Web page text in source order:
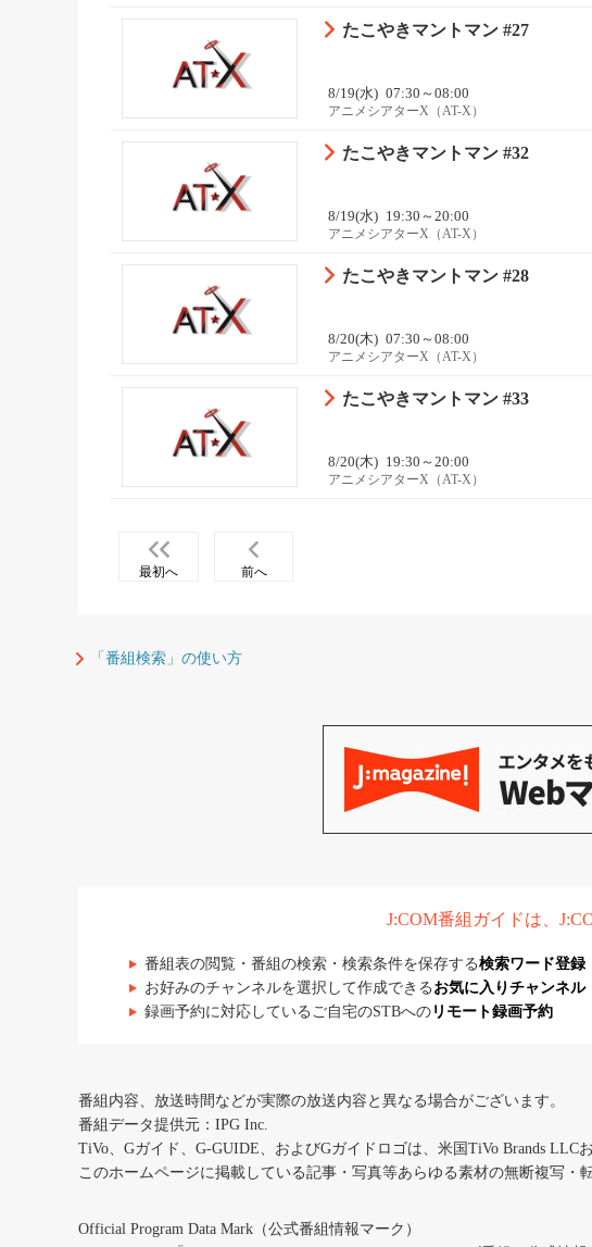
たこやきマントマン #27
8/19(水) 07:30～08:00
アニメシアターX（AT-X）
たこやきマントマン #32
8/19(水) 19:30～20:00
アニメシアターX（AT-X）
たこやきマントマン #28
8/20(木) 07:30～08:00
アニメシアターX（AT-X）
たこやきマントマン #33
8/20(木) 19:30～20:00
アニメシアターX（AT-X）
最初へ 前へ
「番組検索」の使い方
J:COM番組ガイドは、
番組表の閲覧・番組の検索・検索条件を保存する検索ワード登録
お好みのチャンネルを選択して作成できる お気に入りチャンネル
録画予約に対応しているご自宅のSTBへの リモート録画予約
番組内容、放送時間などが実際の放送内容と異なる場合がございます。
番組データ提供元：IPG Inc.
TiVo、Gガイド、G-GUIDE、およびGガイドロゴは、米国TiVo Brands
このホームページに掲載している記事・写真等あらゆる素材の無断複写・
Official Program Data Mark（公式番組情報マーク）